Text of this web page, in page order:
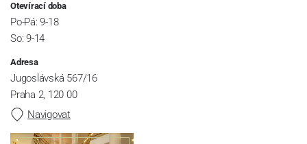
Otevírací doba
Po-Pá: 9-18
So: 9-14
Adresa
Jugoslávská 567/16
Praha 2, 120 00
Navigovat